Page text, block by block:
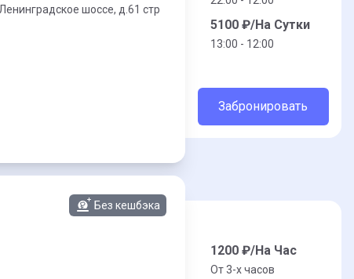
шоссе, д.61 стр
5100₽/На Сутки
13:00 - 12:00
Забронировать
Без кешбэка
1200₽/На Час
От 3-x часов